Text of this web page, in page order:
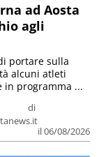
ad Aosta
agli
di
il 06/08/2026
portare sulla
alcuni atleti
in programma ...